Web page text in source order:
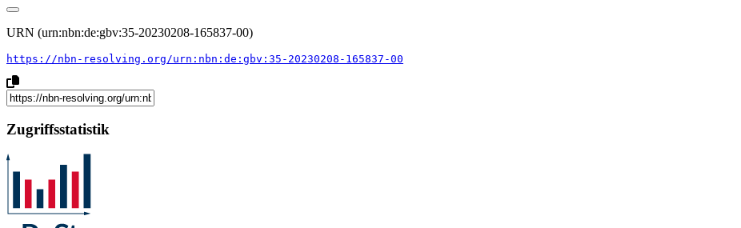
URN (urn:nbn:de:gbv:35-20230208-165837-00)
https://nbn-resolving.org/urn:nbn:de:gbv:35-20230208-165837-00
Zugriffsstatistik